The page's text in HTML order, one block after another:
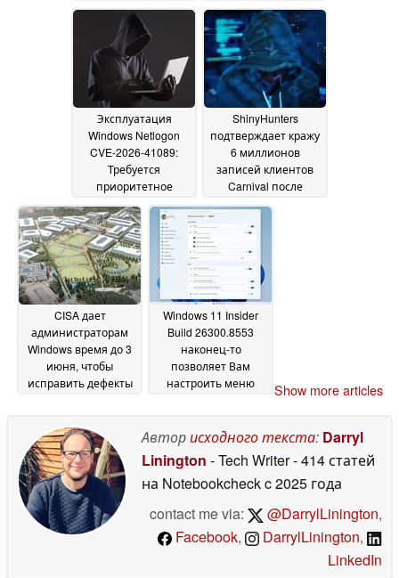
04 June 2026
искусственным
интеллектом03 June
2026
Эксплуатация
Windows Netlogon
CVE-2026-41089:
Требуется
приоритетное
03 June
2026
ShinyHunters
подтверждает кражу
6 миллионов
записей клиентов
Carnival после
CISA дает
администраторам
Windows время до 3
июня, чтобы
исправить дефекты
Windows 11 Insider
Build 26300.8553
наконец-то
позволяет Вам
настроить меню
Show more articles
Авторисходного текста: Darryl
Linington - Tech Writer- 414 статей
на Notebookcheckc 2025 года
contact me via:
@DarrylLinington,
Facebook, DarrylLinington,
LinkedIn